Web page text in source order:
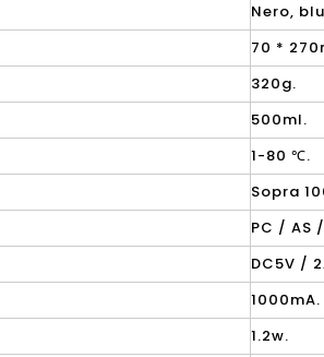
Nero,
70 *
320g.
500ml.
1-80 ℃.
Sopra
PC / AS
DC5V /
1000mA.
1.2w.